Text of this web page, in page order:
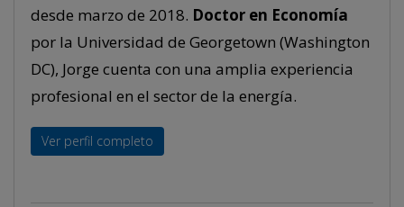
desde marzo de 2018. Doctor en Economía
por la Universidad de Georgetown (Washington
DC), Jorge cuenta con una amplia experiencia
profesional en el sector de la energía.
Ver perfil completo